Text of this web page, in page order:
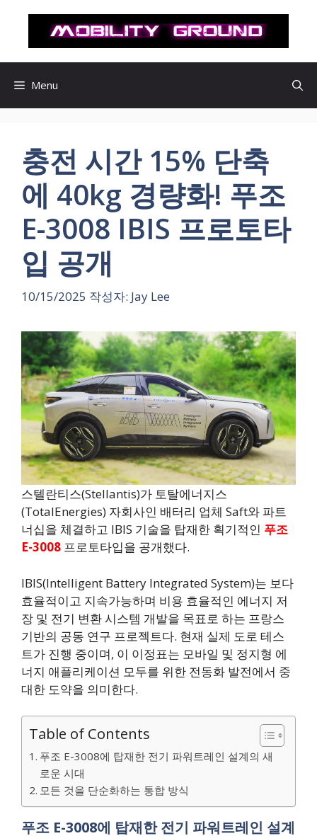
로
Menu
충전 시간 15% 단축
에 40kg 경량화! 푸조
E-3008 IBIS 프로토타
입 공개
10/15/2025 작성자: Jay Lee
스텔란티스(Stellantis)가 토탈에너지스
(TotalEnergies) 자회사인 배터리 업체 Saft와 파트
너십을 체결하고 IBIS 기술을 탑재한 획기적인 푸조
E-3008 프로토타입을 공개했다.
IBIS(Intelligent Battery Integrated System)는 보다
효율적이고 지속가능하며 비용 효율적인 에너지 저
장 및 전기 변환 시스템 개발을 목표로 하는 프랑스
기반의 공동 연구 프로젝트다. 현재 실제 도로 테스
트가 진행 중이며, 이 이정표는 모바일 및 정지형 에
너지 애플리케이션 모두를 위한 전동화 발전에서 중
대한 도약을 의미한다.
Table of Contents
푸조 E-3008에 탑재한 전기 파워트레인 설계의 새
로운 시대
모든 것을 단순화하는 통합 방식
푸조 E-3008에 탑재한 전기 파워트레인 설계